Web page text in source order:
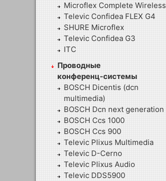
Microflex Complete Wireless
Televic Confidea FLEX G4
SHURE Microflex
Televic Confidea G3
ITC
Проводные
конференц-системы
BOSCH Dicentis (dcn
multimedia)
BOSCH Dcn next generation
BOSCH Ccs 1000
BOSCH Ccs 900
Televic Plixus Multimedia
Televic D-Cerno
Televic Plixus Audio
Televic DDS5900